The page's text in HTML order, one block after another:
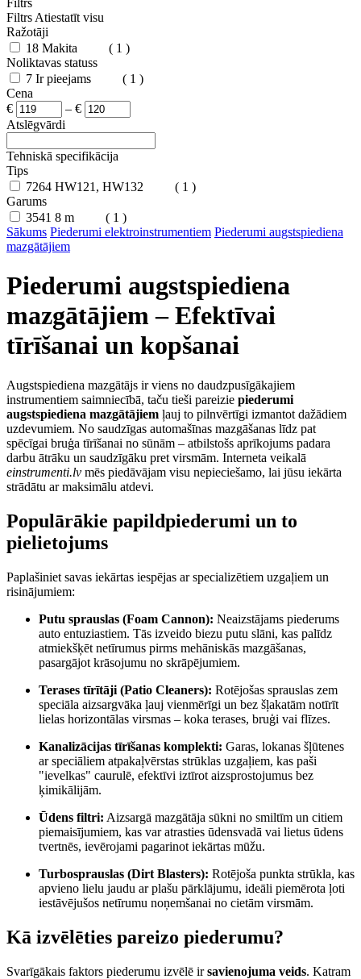
Filtrs
Filtrs Atiestatīt visu
Ražotāji
18 Makita
( 1 )
Noliktavas statuss
7 Ir pieejams
( 1 )
Cena
€
– €
Atslēgvārdi
Tehniskā specifikācija
Tips
7264 HW121, HW132
( 1 )
Garums
3541 8 m
( 1 )
Sākums Piederumi elektroinstrumentiem Piederumi augstspiediena
mazgātājiem
Piederumi augstspiediena
mazgātājiem – Efektīvai
tīrīšanai un kopšanai
Augstspiediena mazgātājs ir viens no daudzpusīgākajiem
instrumentiem saimniecībā, taču tieši pareizie piederumi
augstspiediena mazgātājiem ļauj to pilnvērtīgi izmantot dažādiem
uzdevumiem. No saudzīgas automašīnas mazgāšanas līdz pat
spēcīgai bruģa tīrīšanai no sūnām – atbilstošs aprīkojums padara
darbu ātrāku un saudzīgāku pret virsmām. Interneta veikalā
einstrumenti.lv mēs piedāvājam visu nepieciešamo, lai jūsu iekārta
strādātu ar maksimālu atdevi.
Populārākie papildpiederumi un to
pielietojums
Paplašiniet savas iekārtas iespējas ar specializētiem uzgaļiem un
risinājumiem:
Putu sprauslas (Foam Cannon): Neaizstājams piederums
auto entuziastiem. Tās izveido biezu putu slāni, kas palīdz
atmiekšķēt netīrumus pirms mehāniskās mazgāšanas,
pasargājot krāsojumu no skrāpējumiem.
Terases tīrītāji (Patio Cleaners): Rotējošas sprauslas zem
speciāla aizsargvāka ļauj vienmērīgi un bez šļakatām notīrīt
lielas horizontālas virsmas – koka terases, bruģi vai flīzes.
Kanalizācijas tīrīšanas komplekti: Garas, lokanas šļūtenes
ar speciāliem atpakaļvērstas strūklas uzgaļiem, kas paši
"ievelkas" caurulē, efektīvi iztīrot aizsprostojumus bez
ķimikālijām.
Ūdens filtri: Aizsargā mazgātāja sūkni no smiltīm un citiem
piemaisījumiem, kas var atrasties ūdensvadā vai lietus ūdens
tvertnēs, ievērojami pagarinot iekārtas mūžu.
Turbosprauslas (Dirt Blasters): Rotējoša punkta strūkla, kas
apvieno lielu jaudu ar plašu pārklājumu, ideāli piemērota ļoti
iestāvējušos netīrumu noņemšanai no cietām virsmām.
Kā izvēlēties pareizo piederumu?
Svarīgākais faktors piederumu izvēlē irsavienojuma veids. Katram